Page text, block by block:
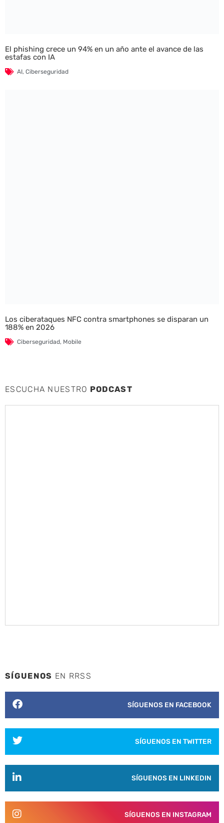
El phishing crece un 94% en un año ante el avance de las
estafas con IA
AI, Ciberseguridad
Los ciberataques NFC contra smartphones se disparan un
188% en 2026
Ciberseguridad, Mobile
ESCUCHA NUESTRO PODCAST
SÍGUENOS EN RRSS
SÍGUENOS EN FACEBOOK
SÍGUENOS EN TWITTER
SÍGUENOS EN LINKEDIN
SÍGUENOS EN INSTAGRAM